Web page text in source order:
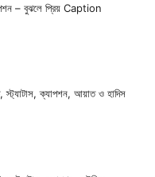
– বুঝলে প্রিয় Caption
স্ট্যাটাস, ক্যাপশন, আয়াত ও হাদিস